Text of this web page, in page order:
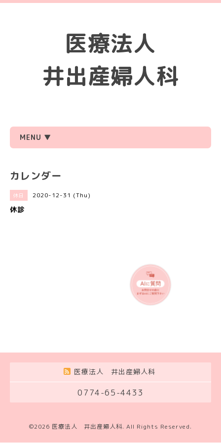
医療法人
井出産婦人科
MENU ▼
カレンダー
休日 2020-12-31 (Thu)
休診
医療法人 井出産婦人科
0774-65-4433
©2026 医療法人 井出産婦人科. All Rights Reserved.